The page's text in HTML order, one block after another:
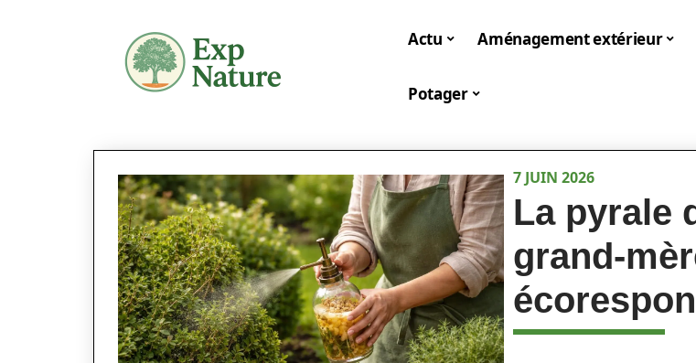
Actu Aménagement extérieur
Potager
7 JUIN 2026
La pyrale
grand-